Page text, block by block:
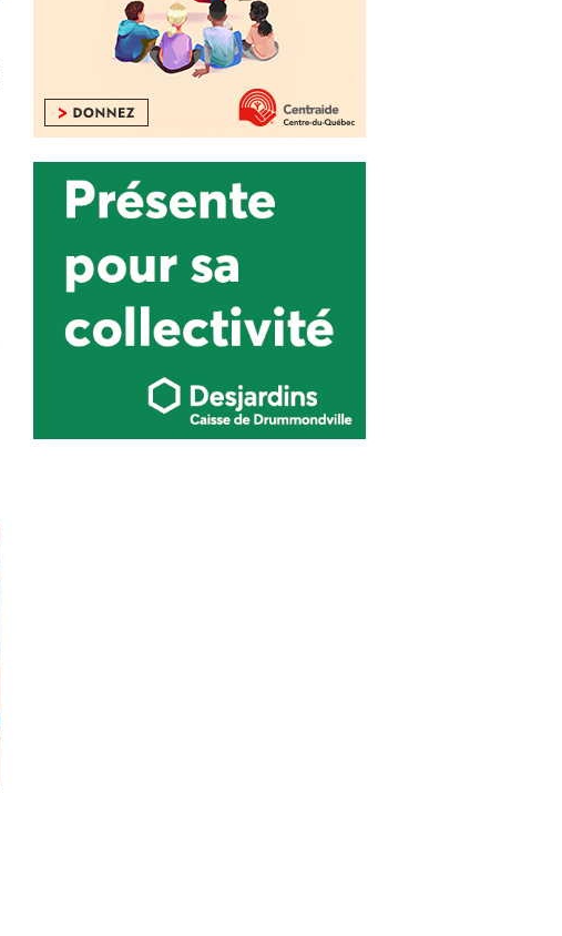
COVID-19: Un immense cœur
à Drummondville en guise de
solidarité
Coronavirus
nouvelle Vingt55, Vidéos